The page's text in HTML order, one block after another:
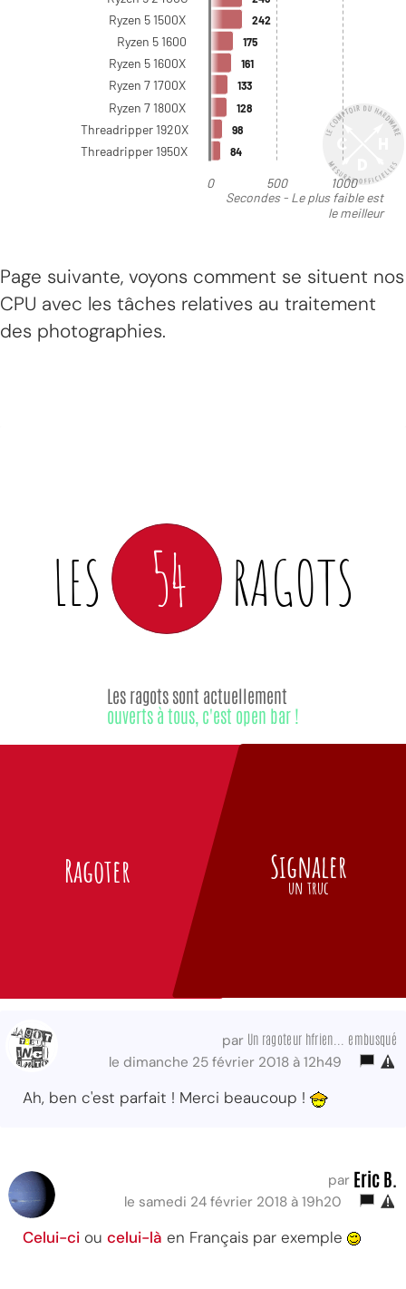
Page suivante, voyons comment se situent nos
CPU avec les tâches relatives au traitement
des photographies.
LES 54 RAGOTS
Ragoter
Les ragots sont actuellement
ouverts à tous, c'est open bar !
Signaler
un truc
par Un ragoteur hfrien... embusqué
le dimanche 25 février 2018 à 12h49
Ah, ben c'est parfait ! Merci beaucoup !
par Eric B.
le samedi 24 février 2018 à 19h20
Celui-ci ou celui-là en Français par exemple